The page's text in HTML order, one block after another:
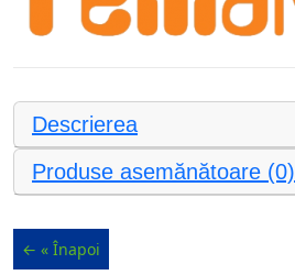
Descrierea
Produse asemănătoare (0)